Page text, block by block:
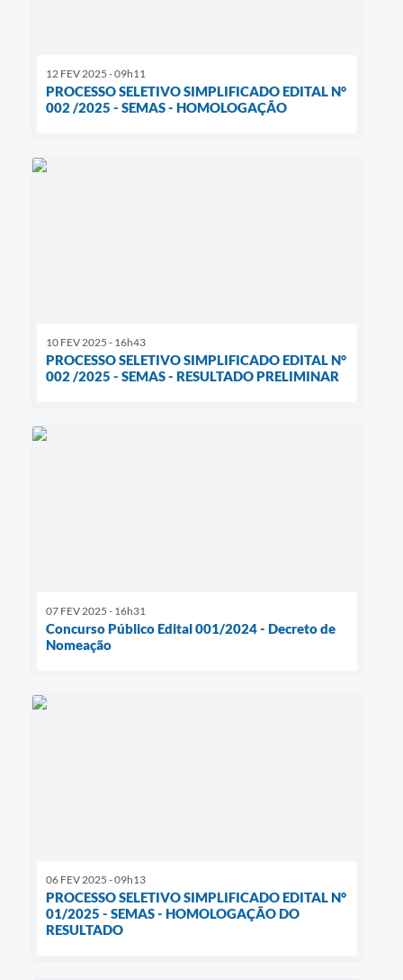
12 FEV 2025 - 09h11
PROCESSO SELETIVO SIMPLIFICADO EDITAL N°
002 /2025 - SEMAS - HOMOLOGAÇÃO
10 FEV 2025 - 16h43
PROCESSO SELETIVO SIMPLIFICADO EDITAL N°
002 /2025 - SEMAS - RESULTADO PRELIMINAR
07 FEV 2025 - 16h31
Concurso Público Edital 001/2024 - Decreto de
Nomeação
06 FEV 2025 - 09h13
PROCESSO SELETIVO SIMPLIFICADO EDITAL N°
01/2025 - SEMAS - HOMOLOGAÇÃO DO
RESULTADO